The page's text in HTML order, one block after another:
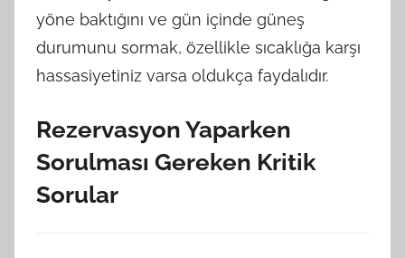
yöne baktığını ve gün içinde güneş
durumunu sormak, özellikle sıcaklığa karşı
hassasiyetiniz varsa oldukça faydalıdır.
Rezervasyon Yaparken
Sorulması Gereken Kritik
Sorular